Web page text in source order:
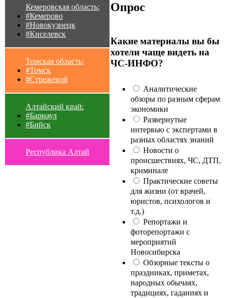
Кемеровская область:
#Кемерово
#Новокузнецк
#Киселевск
Томская область:
#Томск
#Стрежевой
Алтайский край:
#Барнаул
#Бийск
Республика Алтай
Опрос
Какие материалы вы бы
хотели чаще видеть на
ЧС-ИНФО?
Аналитические
обзоры по разным сферам
экономики
Развернутые
интервью с экспертами в
разных областях знаний
Новости о
происшествиях, ЧС, ДТП,
криминале
Практические советы
для жизни (от врачей,
юристов, психологов и
т.д.)
Репортажи и
фоторепортажи с
мероприятий
Новосибирска
Обзорные тексты о
праздниках, приметах,
народных обычаях,
традициях, гаданиях и